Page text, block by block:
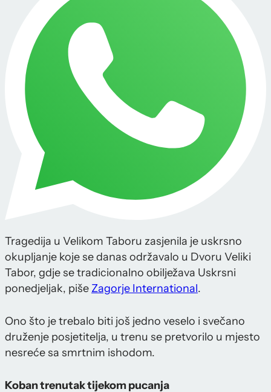
Tragedija u Velikom Taboru zasjenila je uskrsno
okupljanje koje se danas održavalo u Dvoru Veliki
Tabor, gdje se tradicionalno obilježava Uskrsni
ponedjeljak, piše Zagorje International.
Ono što je trebalo biti još jedno veselo i svečano
druženje posjetitelja, u trenu se pretvorilo u mjesto
nesreće sa smrtnim ishodom.
Koban trenutak tijekom pucanja